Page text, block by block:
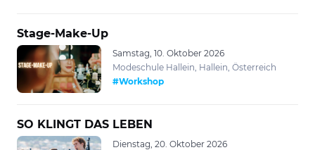
Stage-Make-Up
Samstag, 10. Oktober 2026
Modeschule Hallein, Hallein, Österreich
#Workshop
SO KLINGT DAS LEBEN
Dienstag, 20. Oktober 2026